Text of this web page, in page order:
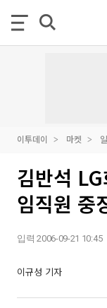
이투데이 마켓
김반석
임직원 중
입력 2006-09-21 10:45
이규성 기자